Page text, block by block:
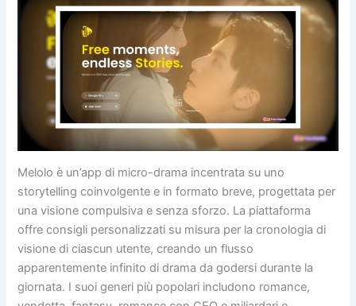
Melolo è un’app di micro-drama incentrata su uno
storytelling coinvolgente e in formato breve, progettata per
una visione compulsiva e senza sforzo. La piattaforma
offre consigli personalizzati su misura per la cronologia di
visione di ciascun utente, creando un flusso
apparentemente infinito di drama da godersi durante la
giornata. I suoi generi più popolari includono romance,